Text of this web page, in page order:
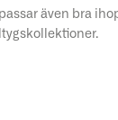
även bra